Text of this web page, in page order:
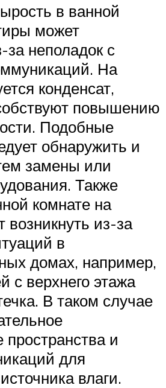
в ванной
может
за неполадок с
На
конденсат,
повышению
Подобные
обнаружить и
замены или
Также
комнате на
возникнуть из-за
в
домах, например,
с верхнего этажа
В таком случае
и
для
влаги.